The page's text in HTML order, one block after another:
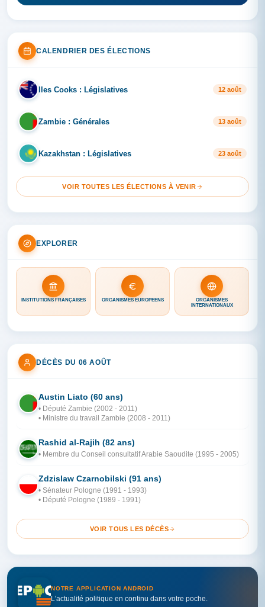
CALENDRIER DES ÉLECTIONS
IL Iles Cooks : Législatives 12 août
ZA Zambie : Générales 13 août
KA Kazakhstan : Législatives 23 août
VOIR TOUTES LES ÉLECTIONS À VENIR
EXPLORER
INSTITUTIONS FRANÇAISES ORGANISMES EUROPÉENS
ORGANISMES
INTERNATIONAUX
DÉCÈS DU 06 AOÛT
ZA
Austin Liato (60 ans)
• Député Zambie (2002 - 2011)
• Ministre du travail Zambie (2008 - 2011)
AR
Rashid al-Rajih (82 ans)
• Membre du Conseil consultatif Arabie Saoudite (1995 - 2005)
PO
Zdzislaw Czarnobilski (91 ans)
• Sénateur Pologne (1991 - 1993)
• Député Pologne (1989 - 1991)
VOIR TOUS LES DÉCÈS
NOTRE APPLICATION ANDROID
L'actualité politique en continu dans votre poche.